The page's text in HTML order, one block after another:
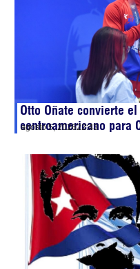
Otto Oñate convierte
centroamericano para
agosto 5, 202622:43